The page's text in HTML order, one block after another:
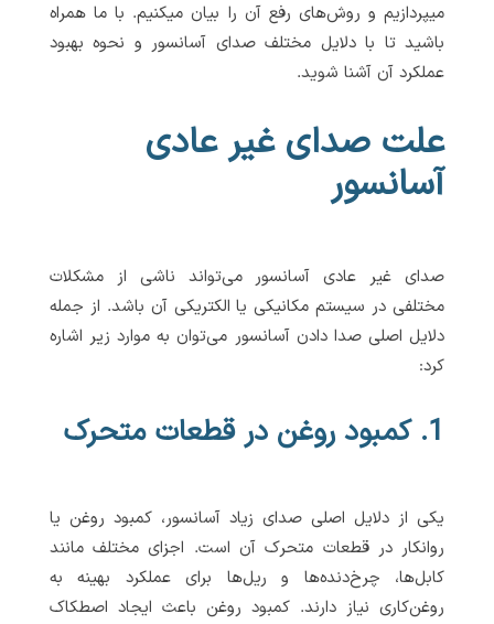
میپردازیم و روش‌های رفع آن را بیان میکنیم. با ما همراه
باشید تا با دلایل مختلف صدای آسانسور و نحوه بهبود
عملکرد آن آشنا شوید.
علت صدای غیر عادی
آسانسور
صدای غیر عادی آسانسور می‌تواند ناشی از مشکلات
مختلفی در سیستم مکانیکی یا الکتریکی آن باشد. از جمله
دلایل اصلی صدا دادن آسانسور می‌توان به موارد زیر اشاره
کرد:
1. کمبود روغن در قطعات متحرک
یکی از دلایل اصلی صدای زیاد آسانسور، کمبود روغن یا
روانکار در قطعات متحرک آن است. اجزای مختلف مانند
کابل‌ها، چرخ‌دنده‌ها و ریل‌ها برای عملکرد بهینه به
روغن‌کاری نیاز دارند. کمبود روغن باعث ایجاد اصطکاک